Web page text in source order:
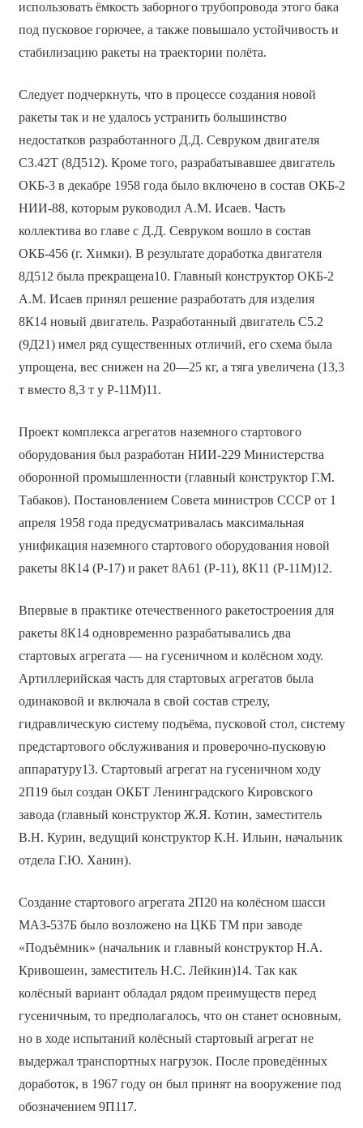
использовать ёмкость заборного трубопровода этого бака
под пусковое горючее, а также повышало устойчивость и
стабилизацию ракеты на траектории полёта.
Следует подчеркнуть, что в процессе создания новой
ракеты так и не удалось устранить большинство
недостатков разработанного Д.Д. Севруком двигателя
С3.42Т (8Д512). Кроме того, разрабатывавшее двигатель
ОКБ-3 в декабре 1958 года было включено в состав ОКБ-2
НИИ-88, которым руководил А.М. Исаев. Часть
коллектива во главе с Д.Д. Севруком вошло в состав
ОКБ-456 (г. Химки). В результате доработка двигателя
8Д512 была прекращена10. Главный конструктор ОКБ-2
А.М. Исаев принял решение разработать для изделия
8К14 новый двигатель. Разработанный двигатель С5.2
(9Д21) имел ряд существенных отличий, его схема была
упрощена, вес снижен на 20—25 кг, а тяга увеличена (13,3
т вместо 8,3 т у Р-11М)11.
Проект комплекса агрегатов наземного стартового
оборудования был разработан НИИ-229 Министерства
оборонной промышленности (главный конструктор Г.М.
Табаков). Постановлением Совета министров СССР от 1
апреля 1958 года предусматривалась максимальная
унификация наземного стартового оборудования новой
ракеты 8К14 (Р-17) и ракет 8А61 (Р-11), 8К11 (Р-11М)12.
Впервые в практике отечественного ракетостроения для
ракеты 8К14 одновременно разрабатывались два
стартовых агрегата — на гусеничном и колёсном ходу.
Артиллерийская часть для стартовых агрегатов была
одинаковой и включала в свой состав стрелу,
гидравлическую систему подъёма, пусковой стол, систему
предстартового обслуживания и проверочно-пусковую
аппаратуру13. Стартовый агрегат на гусеничном ходу
2П19 был создан ОКБТ Ленинградского Кировского
завода (главный конструктор Ж.Я. Котин, заместитель
В.Н. Курин, ведущий конструктор К.Н. Ильин, начальник
отдела Г.Ю. Ханин).
Создание стартового агрегата 2П20 на колёсном шасси
МАЗ-537Б было возложено на ЦКБ ТМ при заводе
«Подъёмник» (начальник и главный конструктор Н.А.
Кривошеин, заместитель Н.С. Лейкин)14. Так как
колёсный вариант обладал рядом преимуществ перед
гусеничным, то предполагалось, что он станет основным,
но в ходе испытаний колёсный стартовый агрегат не
выдержал транспортных нагрузок. После проведённых
доработок, в 1967 году он был принят на вооружение под
обозначением 9П117.